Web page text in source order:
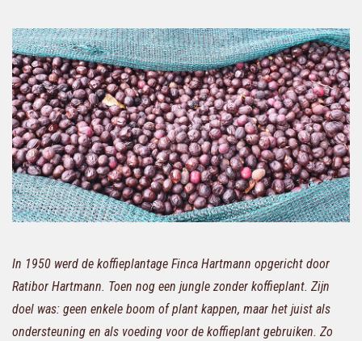
In 1950 werd de koffieplantage Finca Hartmann opgericht door
Ratibor Hartmann. Toen nog een jungle zonder koffieplant. Zijn
doel was: geen enkele boom of plant kappen, maar het juist als
ondersteuning en als voeding voor de koffieplant gebruiken. Zo